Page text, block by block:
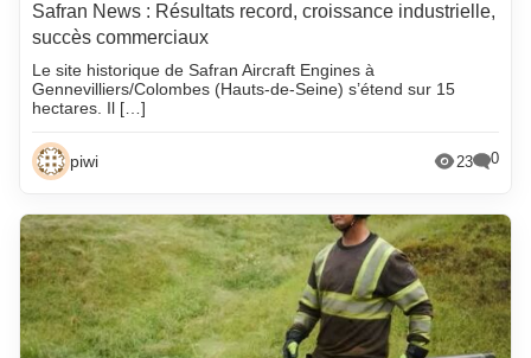
Safran News : Résultats record, croissance industrielle,
succès commerciaux
Le site historique de Safran Aircraft Engines à
Gennevilliers/Colombes (Hauts-de-Seine) s’étend sur 15
hectares. Il […]
piwi 23 0